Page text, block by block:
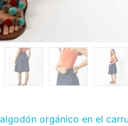
orgánico en el